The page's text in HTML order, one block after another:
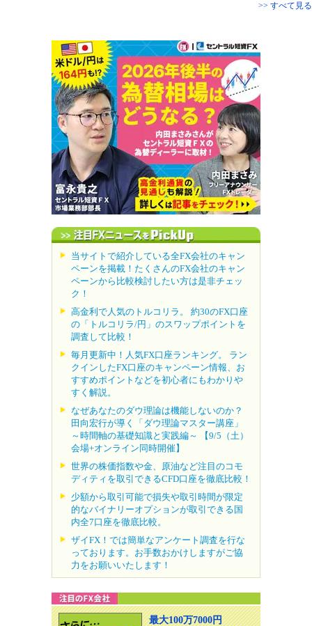
>> すべて見る
当サイトで紹介している全FX会社のキャン
ペーンを掲載！たくさんのFX会社のキャン
ペーンから比較検討したい方は是非チェッ
ク！
高金利で人気のトルコリラ。 約30のFX口座
の「トルコリラ/円」のスワップポイントを
調査して比較！
毎月更新中！人気FX口座ランキング。 ラン
クインしたFX口座のキャンペーン情報、お
すすめポイントなどを初心者にもわかりや
すく解説。
なぜあなたのダウ理論は機能しないのか？
田向宏行が導く「ダウ理論マスター講座」
～時間軸の基礎知識と実践編～ 【9/5（土）
会場+オンライン同時開催】
世界の株価指数や金、原油など注目のコモ
ディティを取引できるCFD口座を徹底比較！
少額から取引可能で損失や取引時間が限定
的なバイナリーオプションが取引できる国
内全7口座を徹底比較。
ザイFX！では簡単なアンケート調査を行な
っております。お手数おかけしますがご協
力をお願いいたします！
最大100万7000円